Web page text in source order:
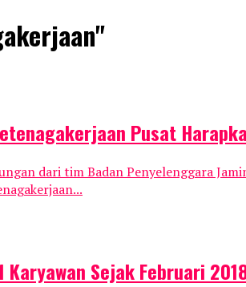
Pusat
dari tim Badan Penyelenggara
Karyawan Sejak Februari